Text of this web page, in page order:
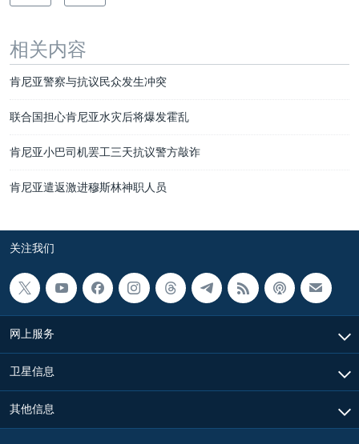
GEN Z 看美国
相关内容
肯尼亚警察与抗议民众发生冲突
联合国担心肯尼亚水灾后将爆发霍乱
肯尼亚小巴司机罢工三天抗议警方敲诈
肯尼亚遣返激进穆斯林神职人员
关注我们
网上服务
卫星信息
其他信息